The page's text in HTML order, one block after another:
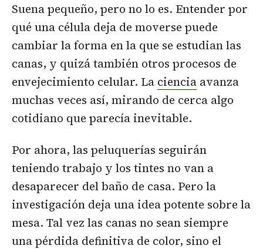
Suena pequeño, pero no lo es. Entender por
qué una célula deja de moverse puede
cambiar la forma en la que se estudian las
canas, y quizá también otros procesos de
envejecimiento celular. La ciencia avanza
muchas veces así, mirando de cerca algo
cotidiano que parecía inevitable.
Por ahora, las peluquerías seguirán
teniendo trabajo y los tintes no van a
desaparecer del baño de casa. Pero la
investigación deja una idea potente sobre la
mesa. Tal vez las canas no sean siempre
una pérdida definitiva de color, sino el